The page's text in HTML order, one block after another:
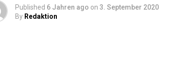
Published 6 Jahren ago on 3. September 2020
By Redaktion